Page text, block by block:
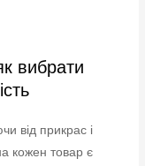
вибрати
від прикрас і
кожен товар є